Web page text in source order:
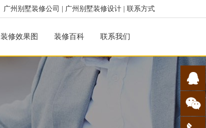
广州别墅装修公司 广州别墅装修设计 联系方式
装修效果图 装修百科 联系我们